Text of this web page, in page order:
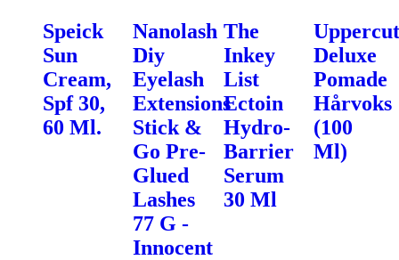
Speick
Sun
Cream,
Spf 30,
60 Ml.
Nanolash
Diy
Eyelash
Extensions
Stick &
Go Pre-
Glued
Lashes
77 G -
Innocent
The
Inkey
List
Ectoin
Hydro-
Barrier
Serum
30 Ml
Uppercut
Deluxe
Pomade
Hårvoks
(100
Ml)